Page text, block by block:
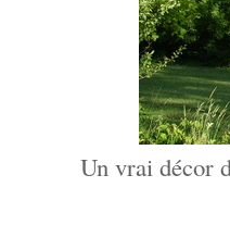
Un vrai décor